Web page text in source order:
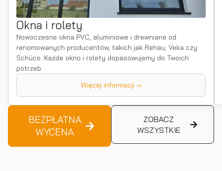
Okna i rolety
Nowoczesne okna PVC, aluminiowe i drewniane od
renomowanych producentów, takich jak Rehau, Veka czy
Schüco. Każde okno i rolety dopasowujemy do Twoich
potrzeb
Więcej informacji →
BEZPŁATNA
WYCENA
ZOBACZ
WSZYSTKIE